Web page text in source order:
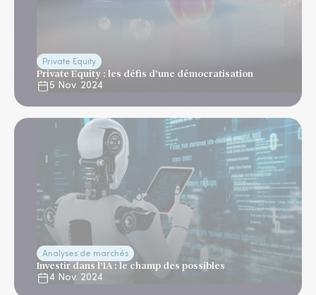
Private Equity
Private Equity : les défis d’une démocratisation
5 Nov. 2024
Analyses de marchés
Investir dans l’IA : le champ des possibles
4 Nov. 2024